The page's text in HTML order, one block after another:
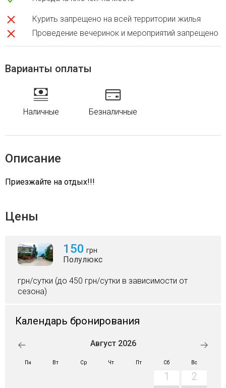
Курить запрещено на всей территории жилья
Проведение вечеринок и мероприятий запрещено
Варианты оплаты
Наличные Безналичные
Описание
Приезжайте на отдых!!!
Цены
150 грн
Полулюкс
грн/сутки (до 450 грн/сутки в зависимости от
сезона)
Календарь бронирования
Август 2026
Пн Вт Ср Чт Пт Сб Вс
1 2